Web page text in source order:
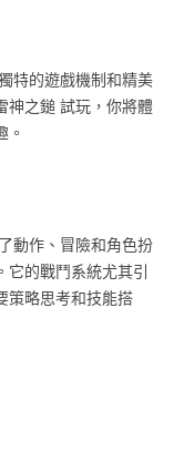
特的遊戲機制和精美
神之鎚 試玩，你將體
。
動作、冒險和角色扮
它的戰鬥系統尤其引
策略思考和技能搭